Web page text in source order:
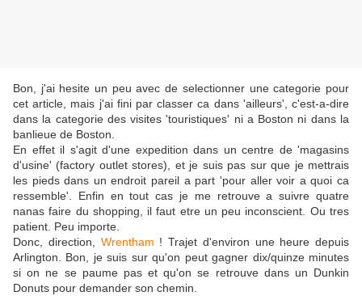
Bon, j'ai hesite un peu avec de selectionner une categorie pour
cet article, mais j'ai fini par classer ca dans 'ailleurs', c'est-a-dire
dans la categorie des visites 'touristiques' ni a Boston ni dans la
banlieue de Boston.
En effet il s'agit d'une expedition dans un centre de 'magasins
d'usine' (factory outlet stores), et je suis pas sur que je mettrais
les pieds dans un endroit pareil a part 'pour aller voir a quoi ca
ressemble'. Enfin en tout cas je me retrouve a suivre quatre
nanas faire du shopping, il faut etre un peu inconscient. Ou tres
patient. Peu importe.
Donc, direction, Wrentham ! Trajet d'environ une heure depuis
Arlington. Bon, je suis sur qu'on peut gagner dix/quinze minutes
si on ne se paume pas et qu'on se retrouve dans un Dunkin
Donuts pour demander son chemin.